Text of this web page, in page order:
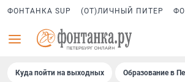
ФОНТАНКА SUP (ОТ)ЛИЧНЫЙ ПИТЕР
Куда пойти на выходных Образование в